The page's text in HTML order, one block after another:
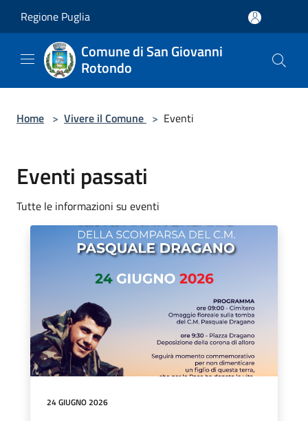
Regione Puglia
Comune di San Giovanni
Rotondo
Home > Vivere il Comune > Eventi
Eventi passati
Tutte le informazioni su eventi
24 GIUGNO 2026